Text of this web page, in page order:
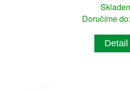
Doručíme
Detail